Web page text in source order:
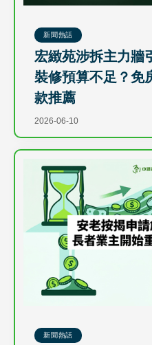
新聞熱話
宏緻苑涉拆主力牆
裝修預算不足？免
款推薦
2026-06-10
新聞熱話